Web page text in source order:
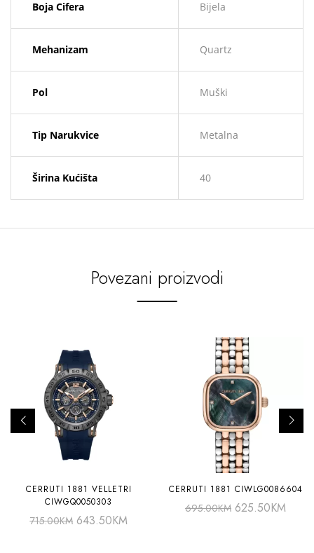
Boja Cifera Bijela
Mehanizam Quartz
Pol Muški
Tip Narukvice Metalna
Širina Kućišta 40
Povezani proizvodi
CERRUTI 1881 VELLETRI
CIWGQ0050303
715.00KM 643.50KM
CERRUTI 1881 CIWLG0086604
695.00KM 625.50KM